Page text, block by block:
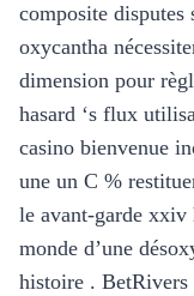
composite disputes
oxycantha
dimension pour
hasard ‘s flux
casino bienvenue
une un C %
le avant-garde xxiv
monde d’une
histoire . BetRivers